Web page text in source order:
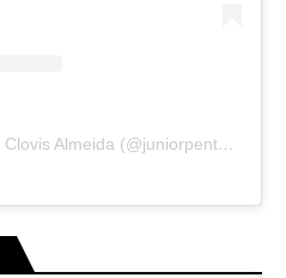
Um post compartilhado por Clovis Almeida (@juniorpentecoste01)